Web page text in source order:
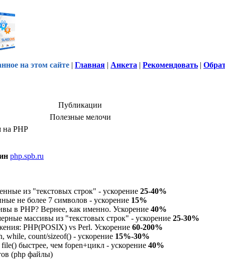
на этом сайте | Главная | Анкета | Рекомендовать |
Публикации
Полезные мелочи
на PHP
php.spb.ru
из "текстовых строк" - ускорение 25-40%
не более 7 символов - ускорение 15%
в PHP? Вернее, как именно. Ускорение 40%
массивы из "текстовых строк" - ускорение 25-30%
PHP(POSIX) vs Perl. Ускорение 60-200%
while, count/sizeof() - ускорение 15%-30%
быстрее, чем fopen+цикл - ускорение 40%
(php файлы)